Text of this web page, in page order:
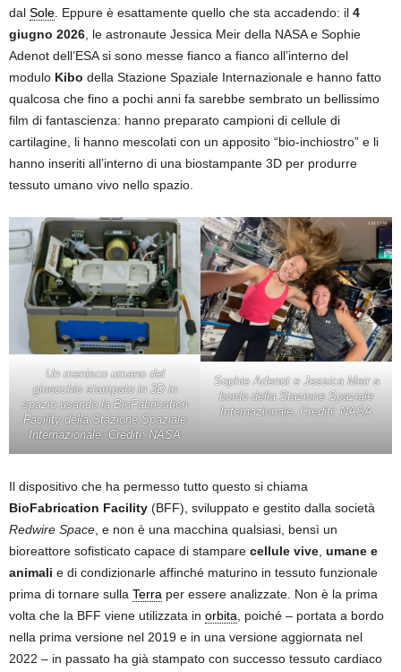
dal Sole. Eppure è esattamente quello che sta accadendo: il 4
giugno 2026, le astronaute Jessica Meir della NASA e Sophie
Adenot dell’ESA si sono messe fianco a fianco all’interno del
modulo Kibo della Stazione Spaziale Internazionale e hanno fatto
qualcosa che fino a pochi anni fa sarebbe sembrato un bellissimo
film di fantascienza: hanno preparato campioni di cellule di
cartilagine, li hanno mescolati con un apposito “bio-inchiostro” e li
hanno inseriti all’interno di una biostampante 3D per produrre
tessuto umano vivo nello spazio.
Un menisco umano del
ginocchio stampato in 3D in
spazio usando la BioFabrication
Facility della Stazione Spaziale
Internazionale. Crediti: NASA
Sophie Adenot e Jessica Meir a
bordo della Stazione Spaziale
Internazionale. Crediti: NASA
Il dispositivo che ha permesso tutto questo si chiama
BioFabrication Facility (BFF), sviluppato e gestito dalla società
Redwire Space, e non è una macchina qualsiasi, bensì un
bioreattore sofisticato capace di stampare cellule vive, umane e
animali e di condizionarle affinché maturino in tessuto funzionale
prima di tornare sulla Terra per essere analizzate. Non è la prima
volta che la BFF viene utilizzata in orbita, poiché – portata a bordo
nella prima versione nel 2019 e in una versione aggiornata nel
2022 – in passato ha già stampato con successo tessuto cardiaco